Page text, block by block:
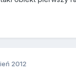
2012